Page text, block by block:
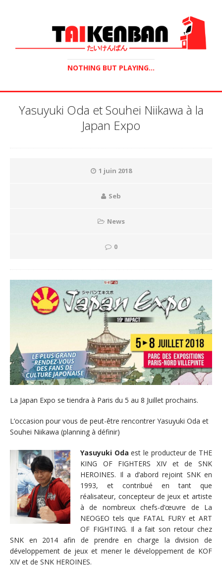
NOTHING BUT PLAYING...
Yasuyuki Oda et Souhei Niikawa à la
Japan Expo
1 juin 2018
Seb
News
0
La Japan Expo se tiendra à Paris du 5 au 8 Juillet prochains.
L’occasion pour vous de peut-être rencontrer Yasuyuki Oda et
Souhei Niikawa (planning à définir)
Yasuyuki Oda est le producteur de THE
KING OF FIGHTERS XIV et de SNK
HEROINES. Il a d’abord rejoint SNK en
1993, et contribué en tant que
réalisateur, concepteur de jeux et artiste
à de nombreux chefs-d’œuvre de La
NEOGEO tels que FATAL FURY et ART
OF FIGHTING. Il a fait son retour chez
SNK en 2014 afin de prendre en charge la division de
développement de jeux et mener le développement de KOF
XIV et de SNK HEROINES.